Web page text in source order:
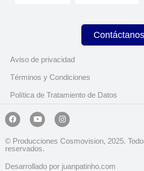
Contáctanos
Aviso de privacidad
Términos y Condiciones
Política de Tratamiento de Datos
© Producciones Cosmovision, 2025.
reservados.
Desarrollado por juanpatinho.com